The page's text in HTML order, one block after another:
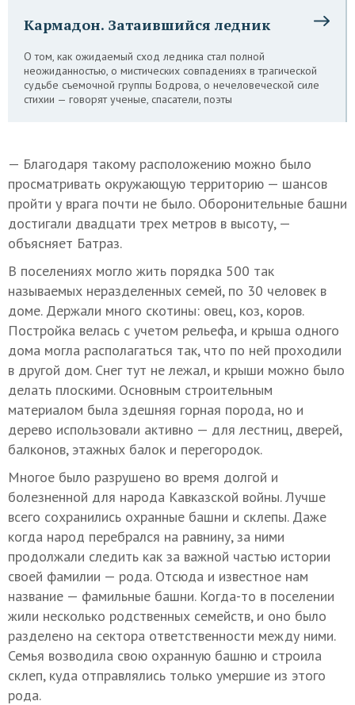
Кармадон. Затаившийся ледник
О том, как ожидаемый сход ледника стал полной
неожиданностью, о мистических совпадениях в трагической
судьбе съемочной группы Бодрова, о нечеловеческой силе
стихии — говорят ученые, спасатели, поэты
— Благодаря такому расположению можно было
просматривать окружающую территорию — шансов
пройти у врага почти не было. Оборонительные башни
достигали двадцати трех метров в высоту, —
объясняет Батраз.
В поселениях могло жить порядка 500 так
называемых неразделенных семей, по 30 человек в
доме. Держали много скотины: овец, коз, коров.
Постройка велась с учетом рельефа, и крыша одного
дома могла располагаться так, что по ней проходили
в другой дом. Снег тут не лежал, и крыши можно было
делать плоскими. Основным строительным
материалом была здешняя горная порода, но и
дерево использовали активно — для лестниц, дверей,
балконов, этажных балок и перегородок.
Многое было разрушено во время долгой и
болезненной для народа Кавказской войны. Лучше
всего сохранились охранные башни и склепы. Даже
когда народ перебрался на равнину, за ними
продолжали следить как за важной частью истории
своей фамилии — рода. Отсюда и известное нам
название — фамильные башни. Когда-то в поселении
жили несколько родственных семейств, и оно было
разделено на сектора ответственности между ними.
Семья возводила свою охранную башню и строила
склеп, куда отправлялись только умершие из этого
рода.